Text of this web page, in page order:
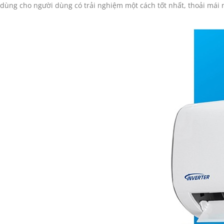
dùng cho người dùng có trải nghiệm một cách tốt nhất, thoải mái